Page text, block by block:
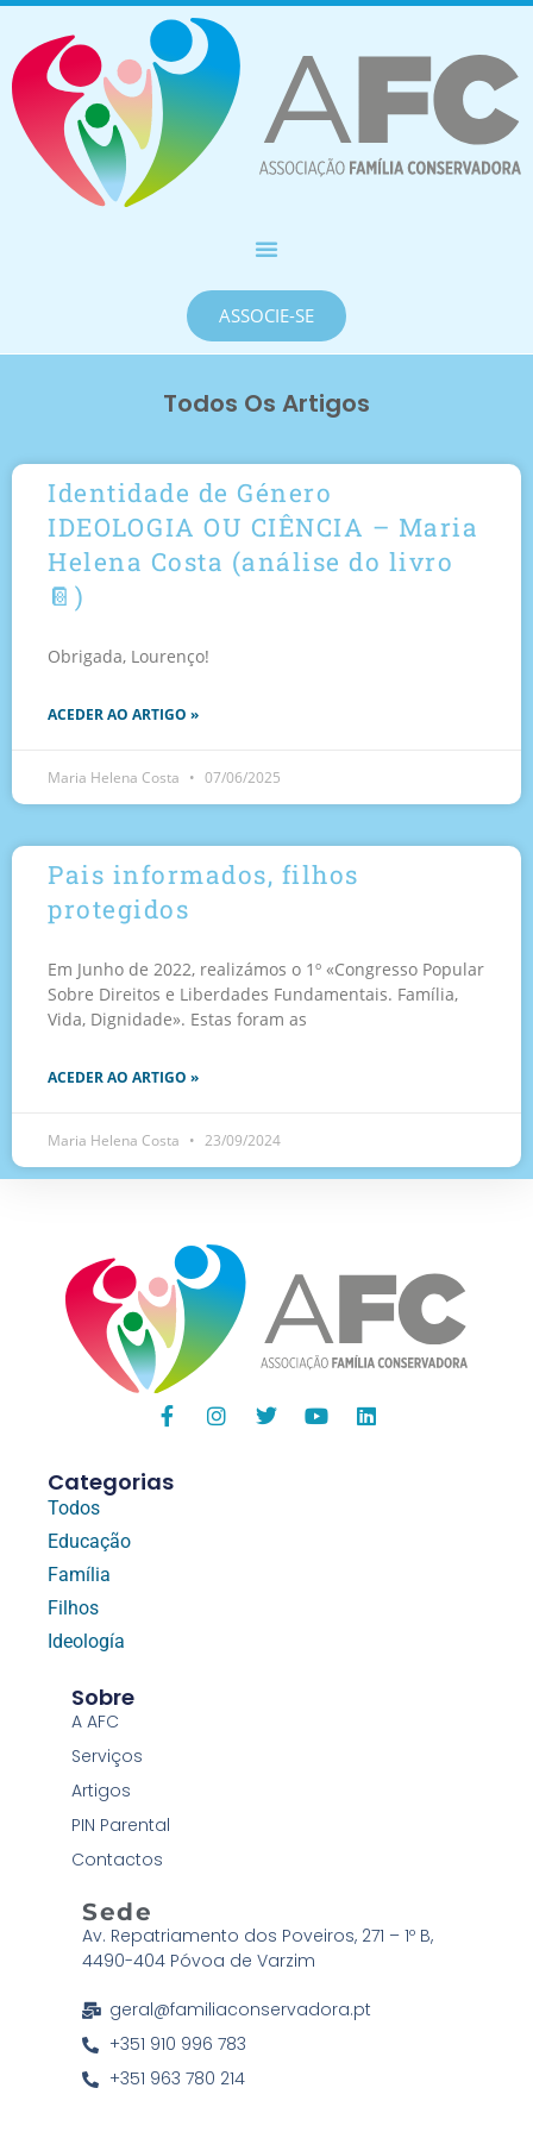
ASSOCIE-SE
Todos Os Artigos
Identidade de Género
IDEOLOGIA OU CIÊNCIA – Maria
Helena Costa (análise do livro
📔)
Obrigada, Lourenço!
ACEDER AO ARTIGO »
Maria Helena Costa 07/06/2025
Pais informados, filhos
protegidos
Em Junho de 2022, realizámos o 1º «Congresso Popular
Sobre Direitos e Liberdades Fundamentais. Família,
Vida, Dignidade». Estas foram as
ACEDER AO ARTIGO »
Maria Helena Costa 23/09/2024
Categorias
Todos
Educação
Família
Filhos
Ideología
Sobre
A AFC
Serviços
Artigos
PIN Parental
Contactos
Sede
Av. Repatriamento dos Poveiros, 271 – 1º B,
4490-404 Póvoa de Varzim
geral@familiaconservadora.pt
+351 910 996 783
+351 963 780 214